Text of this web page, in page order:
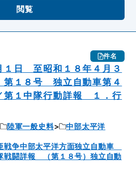
閲覧
件名
１日 至昭和１８年４月３
１８号 独立自動車第４
第１中隊行動詳報 １．行
陸軍一般史料
中部太平洋
争中部太平洋方面独立自動車
戦闘詳報 （第１８号）独立自動